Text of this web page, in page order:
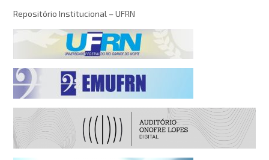
Repositório Institucional – UFRN